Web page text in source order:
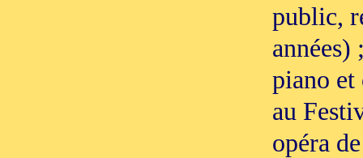
public,
piano et
au
opéra